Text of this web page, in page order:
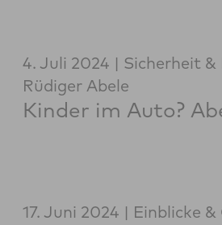
4. Juli 2024
Sicherheit &
Rüdiger Abele
Kinder im Auto?
17. Juni 2024
Einblicke &